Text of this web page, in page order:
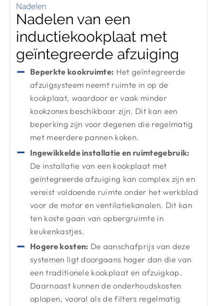
Nadelen
Nadelen van een
inductiekookplaat met
geïntegreerde afzuiging
Beperkte kookruimte: Het geïntegreerde
afzuigsysteem neemt ruimte in op de
kookplaat, waardoor er vaak minder
kookzones beschikbaar zijn. Dit kan een
beperking zijn voor degenen die regelmatig
met meerdere pannen koken.
Ingewikkelde installatie en ruimtegebruik:
De installatie van een kookplaat met
geïntegreerde afzuiging kan complex zijn en
vereist voldoende ruimte onder het werkblad
voor de motor en ventilatiekanalen. Dit kan
ten koste gaan van opbergruimte in
keukenkastjes.
Hogere kosten: De aanschafprijs van deze
systemen ligt doorgaans hoger dan die van
een traditionele kookplaat en afzuigkap.
Daarnaast kunnen de onderhoudskosten
oplopen, vooral als de filters regelmatig